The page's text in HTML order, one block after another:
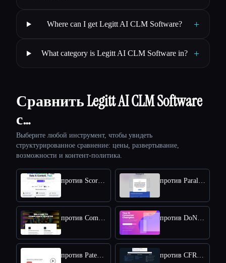
Where can I get Legitt AI CLM Software? +
What category is Legitt AI CLM Software in? +
Сравнить Legitt AI CLM Software
с…
Выберите любой инструмент, чтобы увидеть
структурированное сравнение: цены, развертывание,
возможности и контент-политика.
против ScoreDetect против Paralegal AI
против Compliance Quarter против DoNotPay
против PatentPal против CFRexplorer